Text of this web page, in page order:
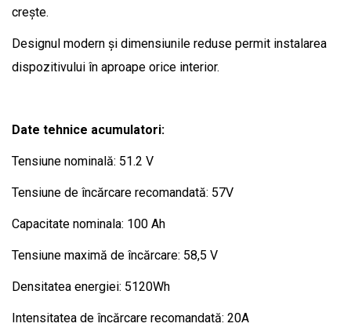
crește.
Designul modern și dimensiunile reduse permit instalarea
dispozitivului în aproape orice interior.
Date tehnice acumulatori:
Tensiune nominală: 51.2 V
Tensiune de încărcare recomandată: 57V
Capacitate nominala: 100 Ah
Tensiune maximă de încărcare: 58,5 V
Densitatea energiei: 5120Wh
Intensitatea de încărcare recomandată: 20A